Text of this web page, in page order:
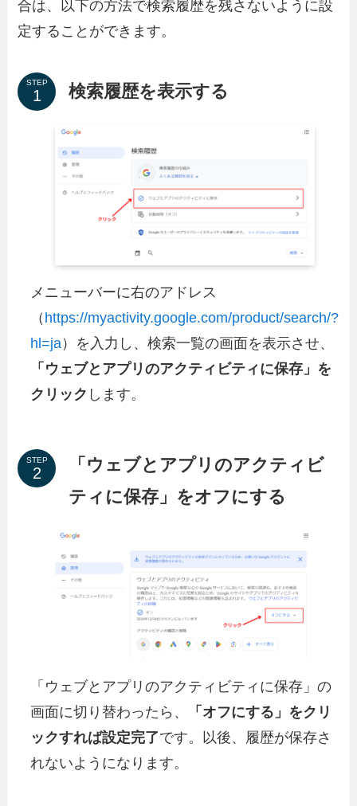
合は、以下の方法で検索履歴を残さないように設
定することができます。
STEP 検索履歴を表示する
メニューバーに右のアドレス
（ https://myactivity.google.com/product/search/?
hl=ja）を入力し、検索一覧の画面を表示させ、
「ウェブとアプリのアクティビティに保存」を
クリック します。
STEP
「ウェブとアプリのアクティビ
ティに保存」をオフにする
「ウェブとアプリのアクティビティに保存」の
画面に切り替わったら、
「オフにする」をクリ
ックすれば設定完了です。以後、履歴が保存さ
れないようになります。